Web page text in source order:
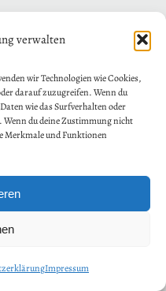
verwalten
wir Technologien wie Cookies,
darauf zuzugreifen. Wenn du
wie das Surfverhalten oder
Wenn du deine Zustimmung nicht
Merkmale und Funktionen
Impressum